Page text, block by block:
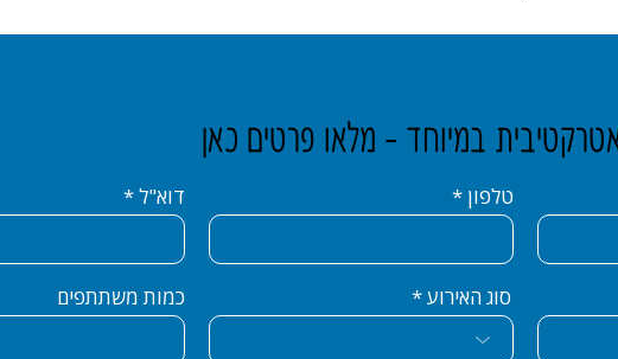
במיוחד - מלאו פרטים כאן
דוא"ל טלפון
סוג האירוע כמות משתתפים